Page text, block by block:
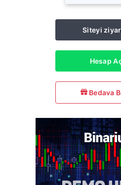
Siteyi
Hesap
Bedava